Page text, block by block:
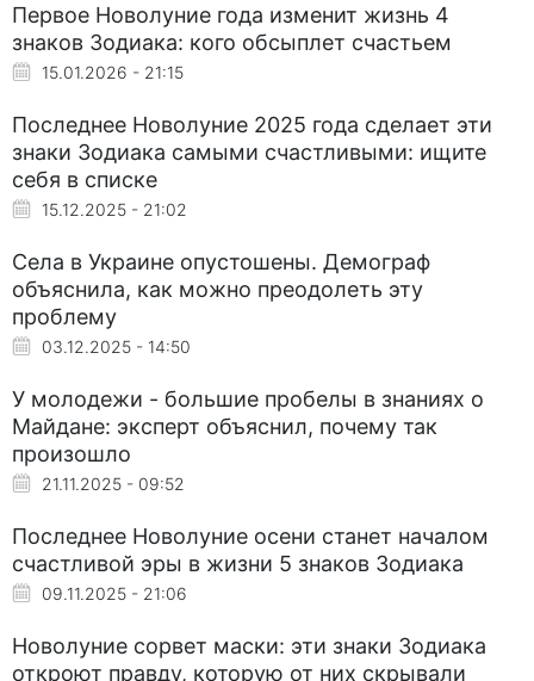
Первое Новолуние года изменит жизнь 4
знаков Зодиака: кого обсыплет счастьем
15.01.2026 - 21:15
Последнее Новолуние 2025 года сделает эти
знаки Зодиака самыми счастливыми: ищите
себя в списке
15.12.2025 - 21:02
Села в Украине опустошены. Демограф
объяснила, как можно преодолеть эту
проблему
03.12.2025 - 14:50
У молодежи - большие пробелы в знаниях о
Майдане: эксперт объяснил, почему так
произошло
21.11.2025 - 09:52
Последнее Новолуние осени станет началом
счастливой эры в жизни 5 знаков Зодиака
09.11.2025 - 21:06
Новолуние сорвет маски: эти знаки Зодиака
откроют правду, которую от них скрывали